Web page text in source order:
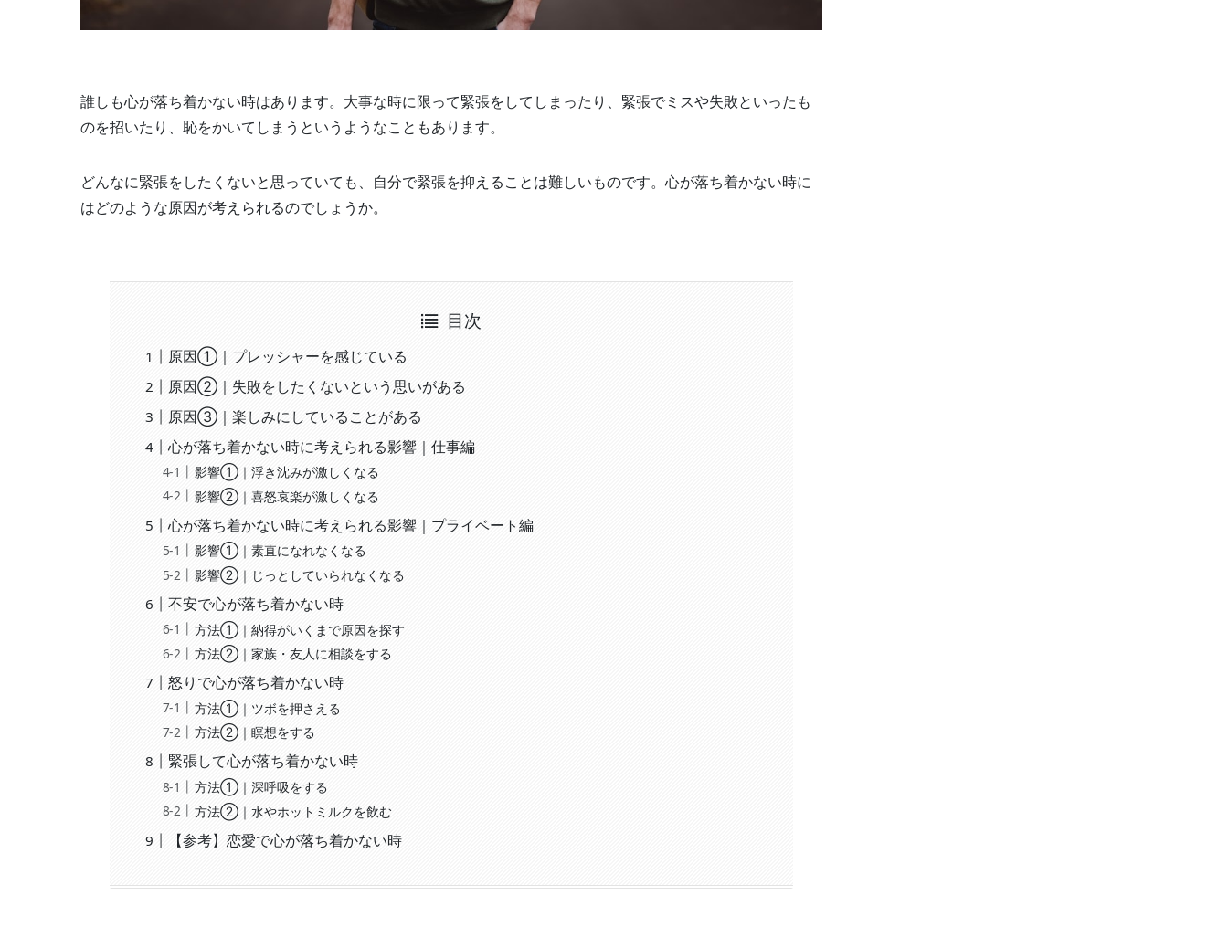
誰しも心が落ち着かない時はあります。大事な時に限って緊張をしてしまったり、緊張でミスや失敗といったも
のを招いたり、恥をかいてしまうというようなこともあります。
どんなに緊張をしたくないと思っていても、自分で緊張を抑えることは難しいものです。心が落ち着かない時に
はどのような原因が考えられるのでしょうか。
目次
原因①｜プレッシャーを感じている
原因②｜失敗をしたくないという思いがある
原因③｜楽しみにしていることがある
心が落ち着かない時に考えられる影響｜仕事編
影響①｜浮き沈みが激しくなる
影響②｜喜怒哀楽が激しくなる
心が落ち着かない時に考えられる影響｜プライベート編
影響①｜素直になれなくなる
影響②｜じっとしていられなくなる
不安で心が落ち着かない時
方法①｜納得がいくまで原因を探す
方法②｜家族・友人に相談をする
怒りで心が落ち着かない時
方法①｜ツボを押さえる
方法②｜瞑想をする
緊張して心が落ち着かない時
方法①｜深呼吸をする
方法②｜水やホットミルクを飲む
【参考】恋愛で心が落ち着かない時